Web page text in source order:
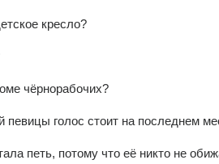
кресло?
чёрнорабочих?
голос стоит на последнем
петь, потому что её никто не